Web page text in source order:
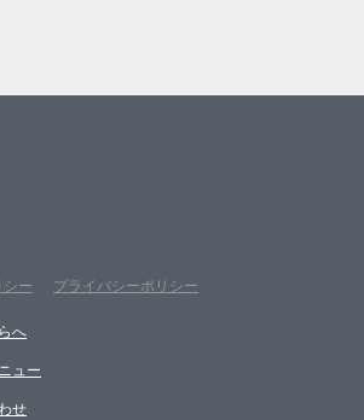
ー プライバシーポリシー
へ
ュー
せ